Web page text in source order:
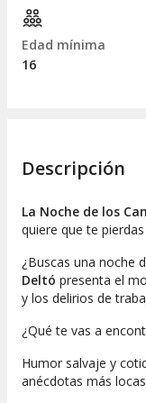
Edad mínima
16
Descripción
La Noche de los
quiere que te pierdas
¿Buscas una noche
Deltó presenta el
y los delirios de
¿Qué te vas a
Humor salvaje y
anécdotas más